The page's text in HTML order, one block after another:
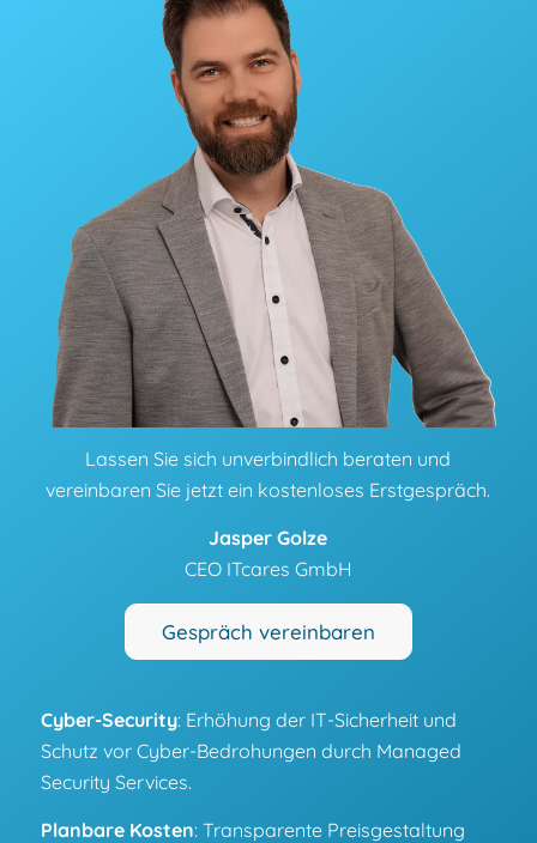
Lassen Sie sich unverbindlich beraten und
vereinbaren Sie jetzt ein kostenloses Erstgespräch.
Jasper Golze
CEO ITcares GmbH
Gespräch vereinbaren
Cyber-Security: Erhöhung der IT-Sicherheit und
Schutz vor Cyber-Bedrohungen durch Managed
Security Services.
Planbare Kosten: Transparente Preisgestaltung